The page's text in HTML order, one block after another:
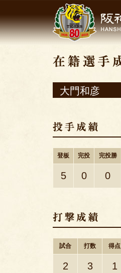
大門和彦
登板 完投 完投勝
5 0 0
試合 打数 得点
2 3 1